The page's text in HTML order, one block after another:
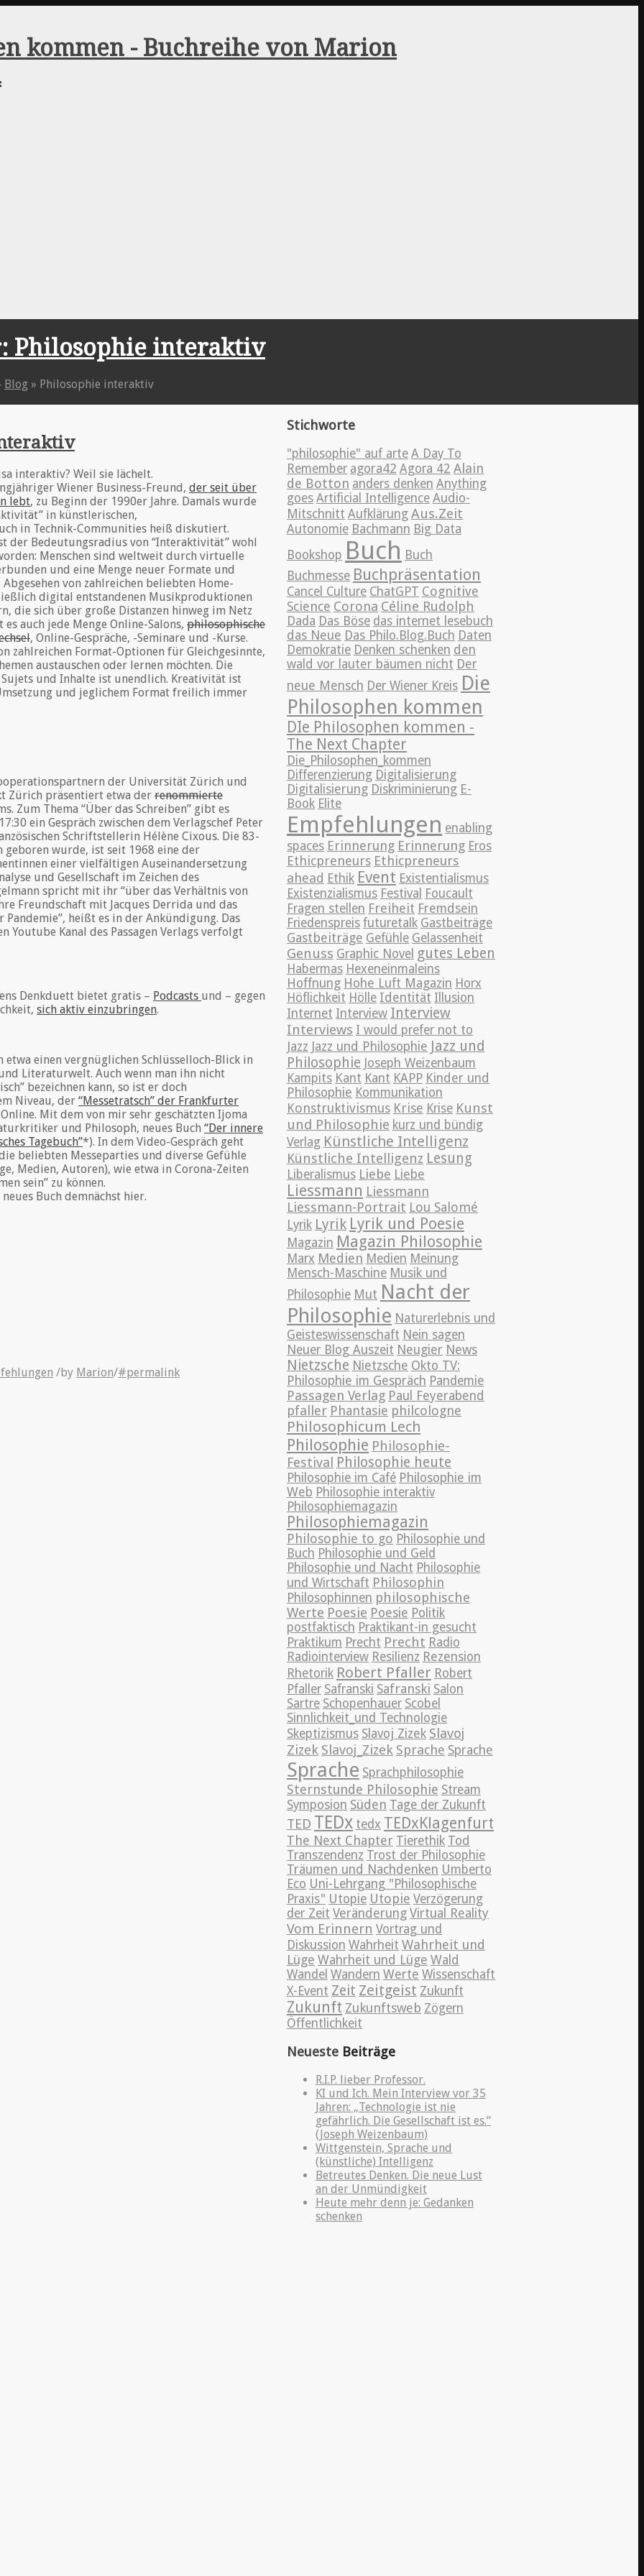
Philosophie interaktiv
Blog » Philosophie interaktiv
interaktiv? Weil sie lächelt.
Wiener Business-Freund, der seit über
lebt, zu Beginn der 1990er Jahre. Damals wurde
in künstlerischen,
in Technik-Communities heiß diskutiert.
der Bedeutungsradius von “Interaktivität” wohl
Menschen sind weltweit durch virtuelle
und eine Menge neuer Formate und
von zahlreichen beliebten Home-
digital entstandenen Musikproduktionen
die sich über große Distanzen hinweg im Netz
auch jede Menge Online-Salons, philosophische
, Online-Gespräche, -Seminare und -Kurse.
zahlreichen Format-Optionen für Gleichgesinnte,
austauschen oder lernen möchten. Die
und Inhalte ist unendlich. Kreativität ist
und jeglichem Format freilich immer
der Universität Zürich und
Zürich präsentiert etwa der renommierte
Zum Thema “Über das Schreiben” gibt es
ein Gespräch zwischen dem Verlagschef Peter
Schriftstellerin Hélène Cixous. Die 83-
geboren wurde, ist seit 1968 eine der
einer vielfältigen Auseinandersetzung
und Gesellschaft im Zeichen des
spricht mit ihr “über das Verhältnis von
Freundschaft mit Jacques Derrida und das
Pandemie”, heißt es in der Ankündigung. Das
Youtube Kanal des Passagen Verlags verfolgt
Denkduett bietet gratis – Podcasts und – gegen
sich aktiv einzubringen.
etwa einen vergnüglichen Schlüsselloch-Blick in
Literaturwelt. Auch wenn man ihn nicht
bezeichnen kann, so ist er doch
Niveau, der “Messetratsch” der Frankfurter
Mit dem von mir sehr geschätzten Ijoma
und Philosoph, neues Buch “Der innere
Tagebuch”*). In dem Video-Gespräch geht
beliebten Messeparties und diverse Gefühle
Medien, Autoren), wie etwa in Corona-Zeiten
sein” zu können.
Buch demnächst hier.
/by Marion/#permalink
Stichworte
"philosophie" auf arte A Day To
Remember agora42 Agora 42 Alain
de Botton anders denken Anything
goes Artificial Intelligence Audio-
Mitschnitt Aufklärung Aus.Zeit
Autonomie Bachmann Big Data
Bookshop Buch Buch
Buchmesse Buchpräsentation
Cancel Culture ChatGPT Cognitive
Science Corona Céline Rudolph
Dada Das Böse das internet lesebuch
das Neue Das Philo.Blog.Buch Daten
Demokratie Denken schenken den
wald vor lauter bäumen nicht Der
neue Mensch Der Wiener Kreis Die
Philosophen kommen
DIe Philosophen kommen -
The Next Chapter
Die_Philosophen_kommen
Differenzierung Digitalisierung
Digitalisierung Diskriminierung E-
Book Elite
Empfehlungen enabling
spaces Erinnerung Erinnerung Eros
Ethicpreneurs Ethicpreneurs
ahead Ethik Event Existentialismus
Existenzialismus Festival Foucault
Fragen stellen Freiheit Fremdsein
Friedenspreis futuretalk Gastbeiträge
Gastbeiträge Gefühle Gelassenheit
Genuss Graphic Novel gutes Leben
Habermas Hexeneinmaleins
Hoffnung Hohe Luft Magazin Horx
Höflichkeit Hölle Identität Illusion
Internet Interview Interview
Interviews I would prefer not to
Jazz Jazz und Philosophie Jazz und
Philosophie Joseph Weizenbaum
Kampits Kant Kant KAPP Kinder und
Philosophie Kommunikation
Konstruktivismus Krise Krise Kunst
und Philosophie kurz und bündig
Verlag Künstliche Intelligenz
Künstliche Intelligenz Lesung
Liberalismus Liebe Liebe
Liessmann Liessmann
Liessmann-Portrait Lou Salomé
Lyrik Lyrik Lyrik und Poesie
Magazin Magazin Philosophie
Marx Medien Medien Meinung
Mensch-Maschine Musik und
Philosophie Mut Nacht der
Philosophie Naturerlebnis und
Geisteswissenschaft Nein sagen
Neuer Blog Auszeit Neugier News
Nietzsche Nietzsche Okto TV:
Philosophie im Gespräch Pandemie
Passagen Verlag Paul Feyerabend
pfaller Phantasie philcologne
Philosophicum Lech
Philosophie Philosophie-
Festival Philosophie heute
Philosophie im Café Philosophie im
Web Philosophie interaktiv
Philosophiemagazin
Philosophiemagazin
Philosophie to go Philosophie und
Buch Philosophie und Geld
Philosophie und Nacht Philosophie
und Wirtschaft Philosophin
Philosophinnen philosophische
Werte Poesie Poesie Politik
postfaktisch Praktikant-in gesucht
Praktikum Precht Precht Radio
Radiointerview Resilienz Rezension
Rhetorik Robert Pfaller Robert
Pfaller Safranski Safranski Salon
Sartre Schopenhauer Scobel
Sinnlichkeit_und Technologie
Skeptizismus Slavoj Zizek Slavoj
Zizek Slavoj_Zizek Sprache Sprache
Sprache Sprachphilosophie
Sternstunde Philosophie Stream
Symposion Süden Tage der Zukunft
TED TEDx tedx TEDxKlagenfurt
The Next Chapter Tierethik Tod
Transzendenz Trost der Philosophie
Träumen und Nachdenken Umberto
Eco Uni-Lehrgang "Philosophische
Praxis" Utopie Utopie Verzögerung
der Zeit Veränderung Virtual Reality
Vom Erinnern Vortrag und
Diskussion Wahrheit Wahrheit und
Lüge Wahrheit und Lüge Wald
Wandel Wandern Werte Wissenschaft
X-Event Zeit Zeitgeist Zukunft
Zukunft Zukunftsweb Zögern
Öffentlichkeit
Neueste Beiträge
R.I.P. lieber Professor.
KI und Ich. Mein Interview vor 35
Jahren: „Technologie ist nie
gefährlich. Die Gesellschaft ist es.“
(Joseph Weizenbaum)
Wittgenstein, Sprache und
(künstliche) Intelligenz
Betreutes Denken. Die neue Lust
an der Unmündigkeit
Heute mehr denn je: Gedanken
schenken